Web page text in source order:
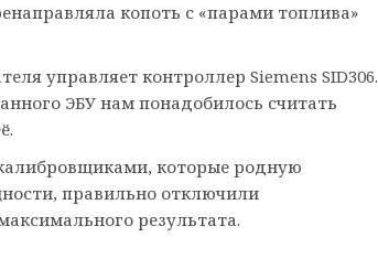
копоть с «парами топлива»
управляет контроллер Siemens SID306.
ЭБУ нам понадобилось считать
которые родную
правильно отключили
результата.